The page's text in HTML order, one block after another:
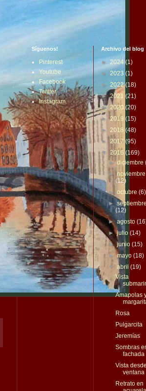
Síguenos!
Pinterest
Youtube
Facebook
Twitter
Instagram
Archivo del blog
► 2024 (1)
► 2023 (1)
► 2022(18)
►2021 (21)
► 2020 (20)
►2019 (15)
►
2018 (48)
►
2017 (95)
▼
2016 (169)
►diciembre
►noviembre
(12)
► octubre (6)
► septiembre
(12)
►agosto
►julio (14)
► junio (15)
►mayo (18)
▼ abril (19)
Vista
Amapolas
Rosa
Pulgarcita
Jeremías
Sombras
fachada
Vista
ventana
Retrato en